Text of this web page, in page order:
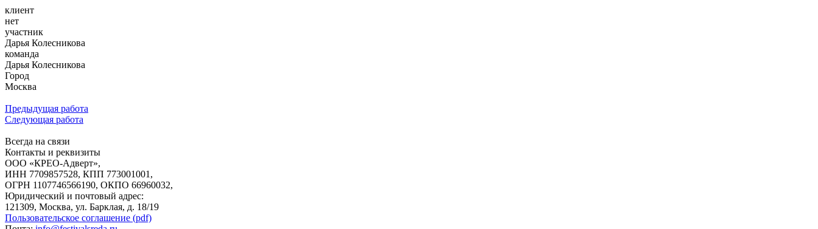
клиент
нет
участник
Дарья Колесникова
команда
Дарья Колесникова
Город
Москва
Предыдущая работа
Следующая работа
Всегда на связи
Контакты и реквизиты
ООО «КРЕО‐Адверт»,
ИНН 7709857528, КПП 773001001,
ОГРН 1107746566190, ОКПО 66960032,
Юридический и почтовый адрес:
121309, Москва, ул. Барклая, д. 18/19
Пользовательское соглашение (pdf)